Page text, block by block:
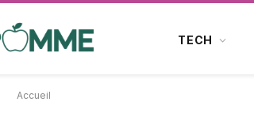
TECH
Accueil